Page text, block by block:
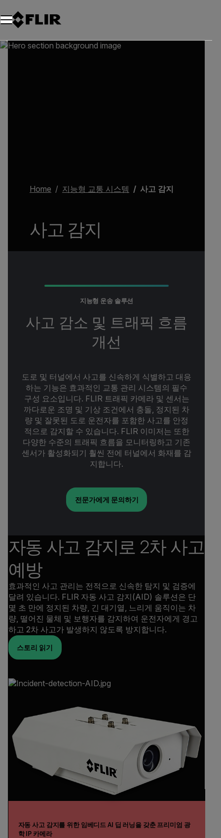
Home 지능형 교통 시스템 사고 감지
사고 감지
지능형 운송 솔루션
사고 감소 및 트래픽 흐름
개선
도로 및 터널에서 사고를 신속하게 식별하고 대응
하는 기능은 효과적인 교통 관리 시스템의 필수
구성 요소입니다. FLIR 트래픽 카메라 및 센서는
까다로운 조명 및 기상 조건에서 충돌, 정지된 차
량 및 잘못된 도로 운전자를 포함한 사고를 안정
적으로 감지할 수 있습니다. FLIR 이미저는 또한
다양한 수준의 트래픽 흐름을 모니터링하고 기존
센서가 활성화되기 훨씬 전에 터널에서 화재를 감
지합니다.
전문가에게 문의하기
자동 사고 감지로 2차 사고
예방
효과적인 사고 관리는 전적으로 신속한 탐지 및 검증에
달려 있습니다. FLIR 자동 사고 감지(AID) 솔루션은 단
몇 초 만에 정지된 차량, 긴 대기열, 느리게 움직이는 차
량, 떨어진 물체 및 보행자를 감지하여 운전자에게 경고
하고 2차 사고가 발생하지 않도록 방지합니다.
스토리 읽기
자동 사고 감지를 위한 임베디드 AI 딥 러닝을 갖춘 프리미엄 광
학 IP 카메라